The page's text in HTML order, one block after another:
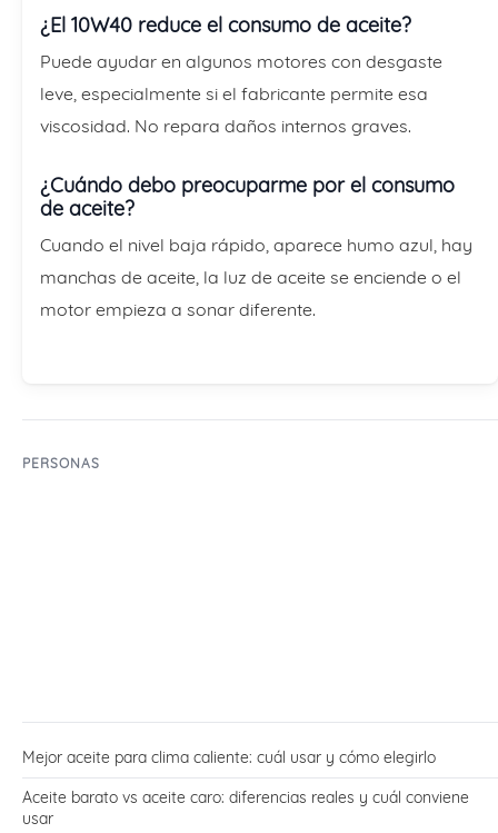
¿El 10W40 reduce el consumo de aceite?
Puede ayudar en algunos motores con desgaste
leve, especialmente si el fabricante permite esa
viscosidad. No repara daños internos graves.
¿Cuándo debo preocuparme por el consumo
de aceite?
Cuando el nivel baja rápido, aparece humo azul, hay
manchas de aceite, la luz de aceite se enciende o el
motor empieza a sonar diferente.
PERSONAS
Mejor aceite para clima caliente: cuál usar y cómo elegirlo
Aceite barato vs aceite caro: diferencias reales y cuál conviene
usar